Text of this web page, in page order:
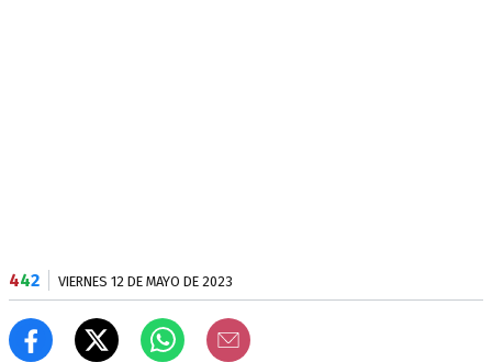
442 VIERNES 12 DE MAYO DE 2023